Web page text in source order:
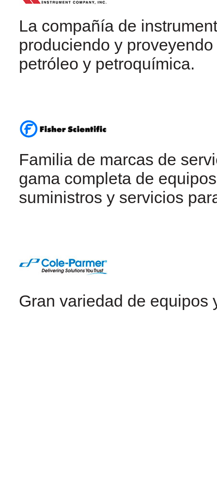
La compañía de
produciendo y
petróleo y petroquímica.
Familia de marcas de
gama completa de
suministros y servicios
Gran variedad de equipos